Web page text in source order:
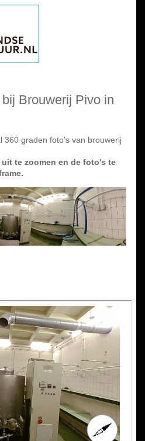
Brouwerij Pivo in
360 graden foto's van brouwerij
te zoomen en de foto's te